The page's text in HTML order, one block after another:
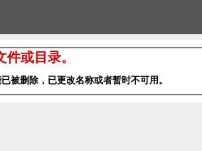
或目录。
被删除，已更改名称或者暂时不可用。